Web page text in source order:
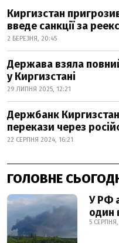
Киргизстан
введе санкції за
2 БЕРЕЗНЯ, 20:45
Держава взяла
у Киргизстані
29 ЛИПНЯ 2025, 12:21
Держбанк
перекази через
22 СЕРПНЯ 2024, 16:21
ГОЛОВНЕ
У РФ
один
5 СЕРПНЯ,